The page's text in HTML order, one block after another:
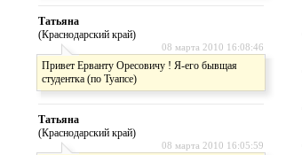
Татьяна
(Краснодарский край)
08 марта 2010 16:08:46
Привет Ерванту Оресовичу ! Я-его бывщая
студентка (по Туапсе)
Татьяна
(Краснодарский край)
08 марта 2010 16:05:59